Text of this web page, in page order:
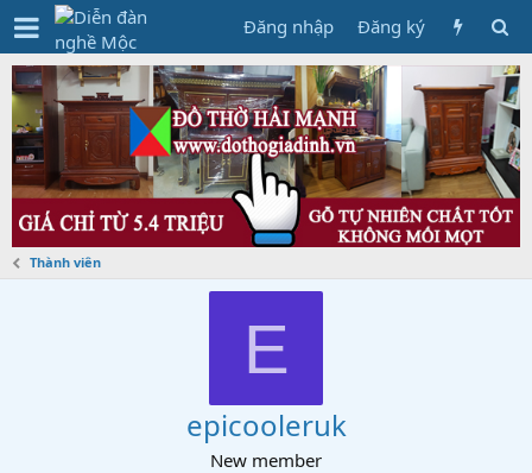
Đăng nhập Đăng ký
Thành viên
E
epicooleruk
New member